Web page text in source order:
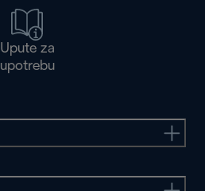
Upute za
upotrebu